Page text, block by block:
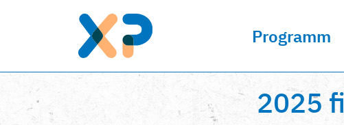
Programm
2025